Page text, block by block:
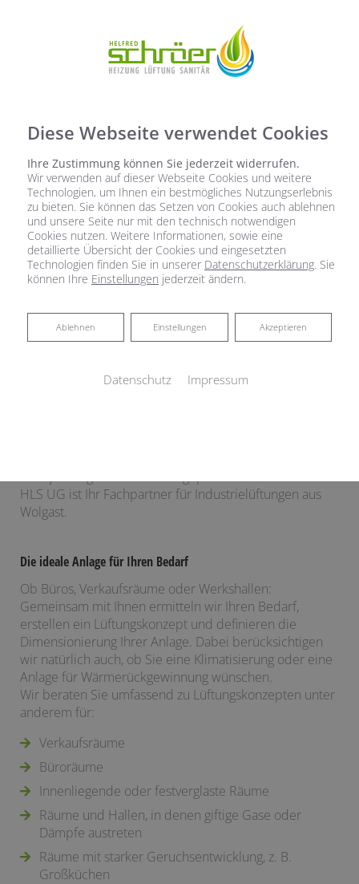
Industrielüftung
Individuelle Lüftungskonzepte für Gewerbe
HLS UG ist Ihr Fachpartner für Industrielüftungen aus
Wolgast.
Die ideale Anlage für Ihren Bedarf
Ob Büros, Verkaufsräume oder Werkshallen:
Gemeinsam mit Ihnen ermitteln wir Ihren Bedarf,
erstellen ein Lüftungskonzept und definieren die
Dimensionierung Ihrer Anlage. Dabei berücksichtigen
wir natürlich auch, ob Sie eine Klimatisierung oder eine
Anlage für Wärmerückgewinnung wünschen.
Wir beraten Sie umfassend zu Lüftungskonzepten unter
anderem für:
Verkaufsräume
Büroräume
Innenliegende oder festverglaste Räume
Räume und Hallen, in denen giftige Gase oder
Dämpfe austreten
Räume mit starker Geruchsentwicklung, z. B.
Großküchen
Diese Webseite verwendet Cookies
Ihre Zustimmung können Sie jederzeit widerrufen.
Wir verwenden auf dieser Webseite Cookies und weitere
Technologien, um Ihnen ein bestmögliches Nutzungserlebnis
zu bieten. Sie können das Setzen von Cookies auch ablehnen
und unsere Seite nur mit den technisch notwendigen
Cookies nutzen. Weitere Informationen, sowie eine
detaillierte Übersicht der Cookies und eingesetzten
Technologien finden Sie in unserer Datenschutzerklärung. Sie
können Ihre Einstellungen jederzeit ändern.
Akzeptieren
Einstellungen
Ablehnen
Ablehnen
Datenschutz Impressum